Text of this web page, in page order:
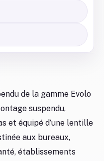
de la gamme Evolo
suspendu,
et équipé d’une lentille
aux bureaux,
établissements